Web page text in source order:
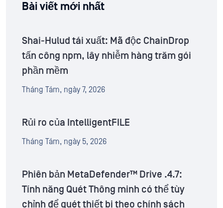
Bài viết mới nhất
Shai-Hulud tái xuất: Mã độc ChainDrop
tấn công npm, lây nhiễm hàng trăm gói
phần mềm
Tháng Tám, ngày 7, 2026
Rủi ro của IntelligentFILE
Tháng Tám, ngày 5, 2026
Phiên bản MetaDefender™ Drive .4.7:
Tính năng Quét Thông minh có thể tùy
chỉnh để quét thiết bị theo chính sách